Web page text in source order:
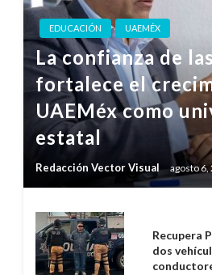
EDUCACIÓN UAEMÉX
La confianza de
fortalece el
UAEMéx como
estatal
Redacción Vector Visual agosto 6,
Recupera
dos